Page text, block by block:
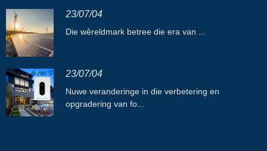
23/07/04
Die wêreldmark betree die era van ...
23/07/04
Nuwe veranderinge in die verbetering en
opgradering van fo...